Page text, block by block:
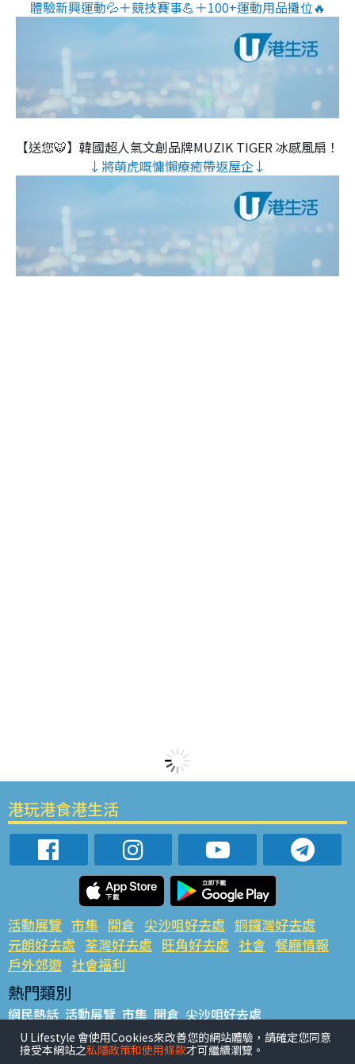
體驗新興運動💦＋競技賽事💪＋100+運動用品攤位🔥
【送您🐯】韓國超人氣文創品牌MUZIK TIGER 冰感風扇！
↓將萌虎嘅慵懶療癒帶返屋企↓
港玩港食港生活
活動展覽 市集 開倉 尖沙咀好去處 銅鑼灣好去處
元朗好去處 荃灣好去處 旺角好去處 社會 餐廳情報
戶外郊遊 社會福利
熱門類別
網民熱話 活動展覽 市集 開倉 尖沙咀好去處
銅鑼灣好去處 元朗好去處 荃灣好去處 旺角好去處 社會
餐廳情報 戶外郊遊
U Lifestyle 會使用Cookies來改善您的網站體驗，請確定您同意
接受本網站之私隱政策和使用條款才可繼續瀏覽。